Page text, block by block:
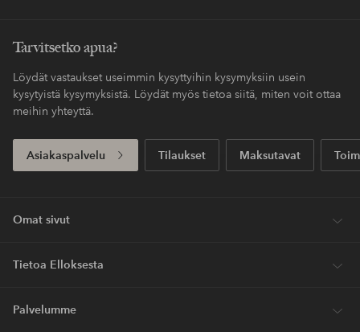
Tarvitsetko apua?
Löydät vastaukset useimmin kysyttyihin kysymyksiin usein
kysytyistä kysymyksistä. Löydät myös tietoa siitä, miten voit ottaa
meihin yhteyttä.
Asiakaspalvelu Tilaukset Maksutavat
Omat sivut
Tietoa Elloksesta
Palvelumme